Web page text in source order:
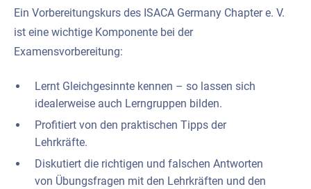
Ein Vorbereitungskurs des ISACA Germany Chapter e. V.
ist eine wichtige Komponente bei der
Examensvorbereitung:
Lernt Gleichgesinnte kennen – so lassen sich
idealerweise auch Lerngruppen bilden.
Profitiert von den praktischen Tipps der
Lehrkräfte.
Diskutiert die richtigen und falschen Antworten
von Übungsfragen mit den Lehrkräften und den